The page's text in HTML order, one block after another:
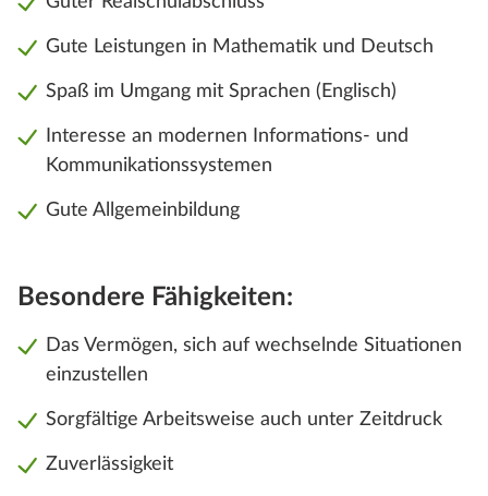
Gute Leistungen in Mathematik und Deutsch
Spaß im Umgang mit Sprachen (Englisch)
Interesse an modernen Informations- und
Kommunikationssystemen
Gute Allgemeinbildung
Besondere Fähigkeiten:
Das Vermögen, sich auf wechselnde Situationen
einzustellen
Sorgfältige Arbeitsweise auch unter Zeitdruck
Zuverlässigkeit